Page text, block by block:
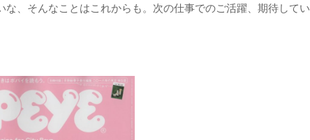
、そんなことはこれからも。次の仕事でのご活躍、期待してい